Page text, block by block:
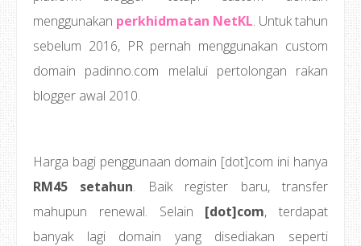
menggunakan perkhidmatan NetKL. Untuk tahun
sebelum 2016, PR pernah menggunakan custom
domain padinno.com melalui pertolongan rakan
blogger awal 2010.
Harga bagi penggunaan domain [dot]com ini hanya
RM45 setahun. Baik register baru, transfer
mahupun renewal. Selain [dot]com, terdapat
banyak lagi domain yang disediakan seperti